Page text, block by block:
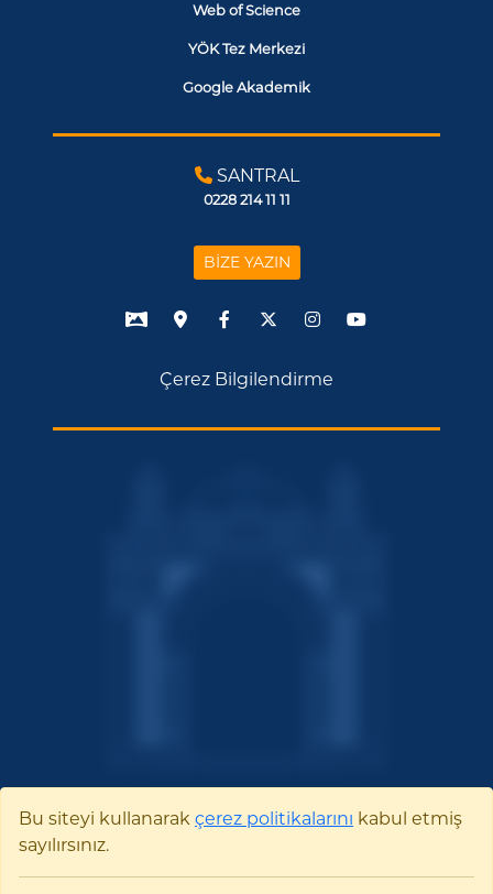
Üniversitesi
Web of Science
YÖK Tez Merkezi
Google Akademik
SANTRAL
0228 214 11 11
BİZE YAZIN
Çerez Bilgilendirme
Bu siteyi kullanarak çerez politikalarını kabul etmiş
sayılırsınız.